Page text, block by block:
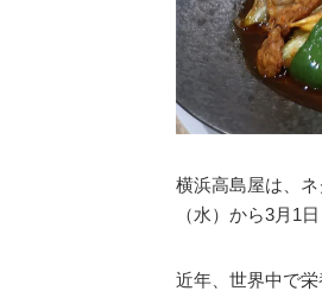
横浜高島屋は、
（水）から3月1
近年、世界中で